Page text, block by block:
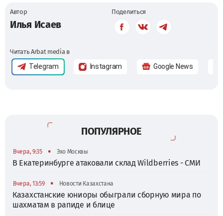
Автор
Илья Исаев
Поделиться
Читать Arbat media в
Telegram Instagram Google News
ПОПУЛЯРНОЕ
Вчера, 9:35 • Эхо Москвы
В Екатеринбурге атаковали склад Wildberries - СМИ
Вчера, 13:59 • Новости Казахстана
Казахстанские юниоры обыграли сборную мира по
шахматам в рапиде и блице